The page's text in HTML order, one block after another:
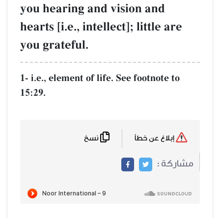
you hearing and vision and
hearts [i.e., intellect]; little are
you grateful.
1- i.e., element of life. See footnote to
15:29.
مشاركة :